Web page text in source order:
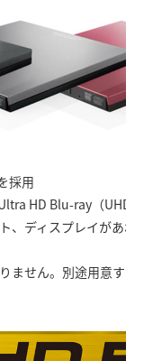
採用
HD Blu-ray（UHD
、ディスプレイがあ
ません。別途用意する